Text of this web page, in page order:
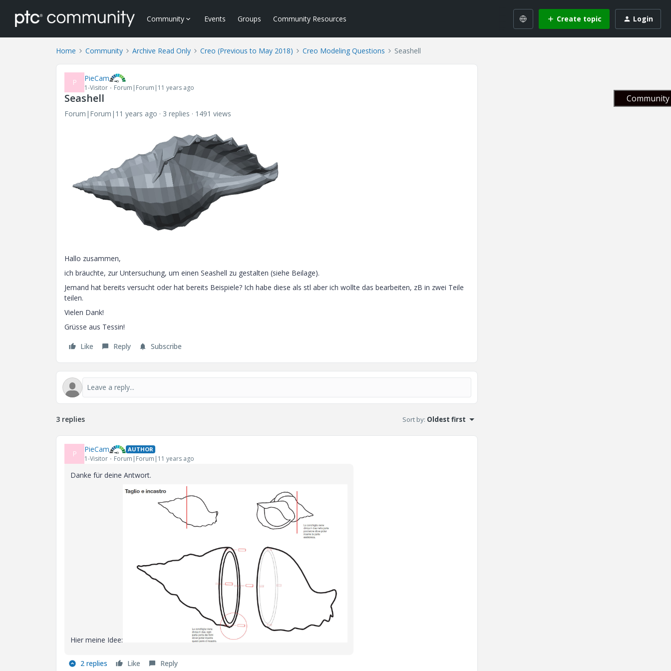
Community Events Groups Community Resources Create topic Login
Home Community Archive Read Only Creo (Previous to May 2018) Creo Modeling Questions Seashell
P PieCam
1-Visitor Forum|Forum|11 years ago
Seashell
Forum|Forum|11 years ago 3 replies 1491 views
Hallo zusammen,
ich bräuchte, zur Untersuchung, um einen Seashell zu gestalten (siehe Beilage).
Jemand hat bereits versucht oder hat bereits Beispiele? Ich habe diese als stl aber ich wollte das bearbeiten, zB in zwei Teile
teilen.
Vielen Dank!
Grüsse aus Tessin!
Like Reply Subscribe
3 replies Sort by: Oldest first
P PieCam AUTHOR
1-Visitor Forum|Forum|11 years ago
Danke für deine Antwort.
Hier meine Idee:
2 replies Like Reply